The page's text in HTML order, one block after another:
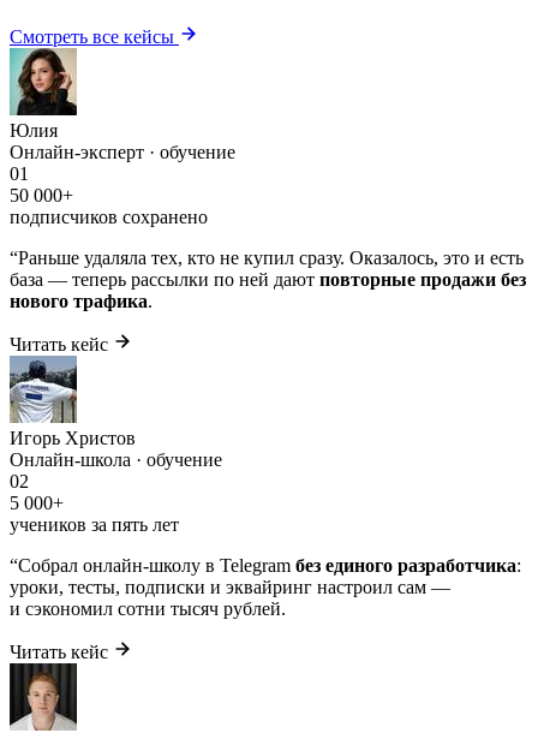
Смотреть все кейсы
Юлия
Онлайн-эксперт · обучение
01
50 000+
подписчиков сохранено
“Раньше удаляла тех, кто не купил сразу. Оказалось, это и есть
база — теперь рассылки по ней дают повторные продажи без
нового трафика.
Читать кейс
Игорь Христов
Онлайн-школа · обучение
02
5 000+
учеников за пять лет
“Собрал онлайн-школу в Telegram без единого разработчика:
уроки, тесты, подписки и эквайринг настроил сам —
и сэкономил сотни тысяч рублей.
Читать кейс